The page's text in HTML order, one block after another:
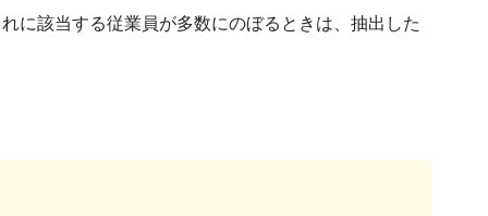
に該当する従業員が多数にのぼるときは、抽出した